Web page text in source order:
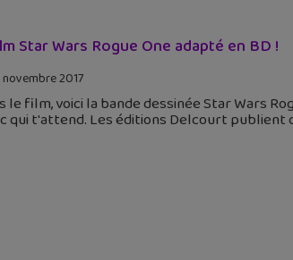
Star Wars Rogue One adapté en BD !
2017
le film, voici la bande dessinée Star Wars
qui t'attend. Les éditions Delcourt publient